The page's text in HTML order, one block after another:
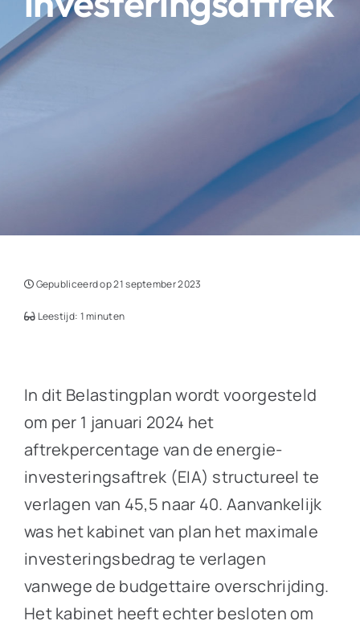
Gepubliceerd op 21 september 2023
Leestijd: 1 minuten
In dit Belastingplan wordt voorgesteld
om per 1 januari 2024 het
aftrekpercentage van de energie-
investeringsaftrek (EIA) structureel te
verlagen van 45,5 naar 40. Aanvankelijk
was het kabinet van plan het maximale
investeringsbedrag te verlagen
vanwege de budgettaire overschrijding.
Het kabinet heeft echter besloten om